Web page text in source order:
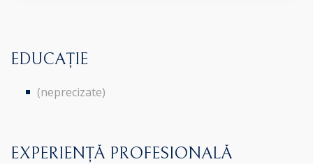
EDUCAȚIE
(neprecizate)
EXPERIENȚĂ PROFESIONALĂ